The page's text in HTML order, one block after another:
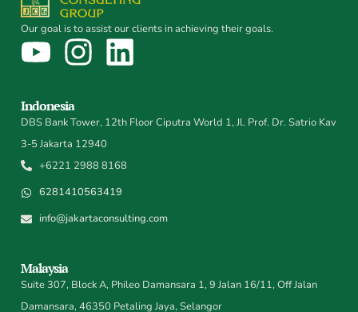
Our goal is to assist our clients in achieving their goals.
Indonesia
DBS Bank Tower, 12th Floor Ciputra World 1, Jl. Prof. Dr. Satrio Kav
3-5 Jakarta 12940
+6221 2988 8168
6281410563419
info@jakartaconsulting.com
Malaysia
Suite 307, Block A, Phileo Damansara 1, 9 Jalan 16/11, Off Jalan
Damansara, 46350 Petaling Jaya, Selangor